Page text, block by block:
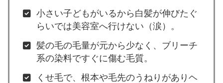
小さい子どもがいるから白髪が伸びたぐ
らいでは美容室へ行けない（涙）。
髪の毛の毛量が元から少なく、ブリーチ
系の染料ですぐに傷む毛質。
くせ毛で、根本や毛先のうねりがありヘ